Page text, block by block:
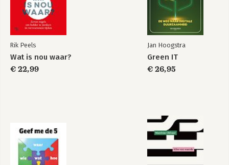
Rik Peels
Wat is nou waar?
€ 22,99
Jan Hoogstra
Green IT
€ 26,95